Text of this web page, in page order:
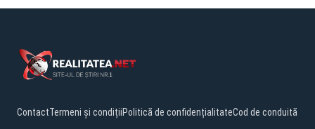
ContactTermeni și condițiiPolitică de confidențialitateCod de conduită